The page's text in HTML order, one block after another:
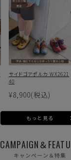
サイドゴアポルカ WX2621
40
¥8,900(税込)
もっと見る
CAMPAIGN＆
キャンペーン＆特集